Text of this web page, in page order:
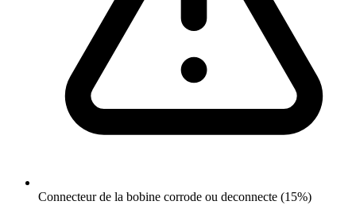
Connecteur de la bobine corrode ou deconnecte (15%)